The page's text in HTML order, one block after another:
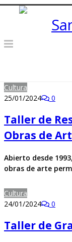
Cultura
25/01/2024
0
Taller de
Obras de
Abierto desde
obras de arte
Cultura
24/01/2024
0
Taller de